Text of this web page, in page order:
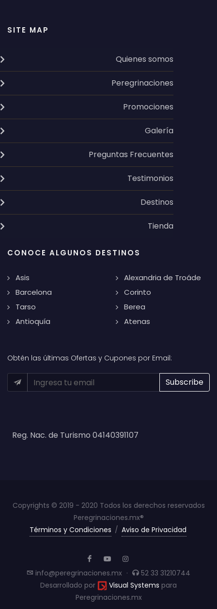
SITE MAP
Quienes somos
Peregrinaciones
Promociones
Galería
Preguntas Frecuentes
Testimonios
Destinos
Tienda
CONOCE ALGUNOS DESTINOS
Asis
Barcelona
Tarso
Antioquía
Alexandria de Troáde
Corinto
Berea
Atenas
Obtén las últimas Ofertas y Cupones por Email:
Reg. Nac. de Turismo 04140391107
Copyrights © 2019 - 2020 Todos los derechos reservados
Peregrinaciones.mx®
Términos y Condiciones / Aviso de Privacidad
info@peregrinaciones.mx ·
52 33 31210744
Desarrollado por
Visual Systems para
Peregrinaciones.mx